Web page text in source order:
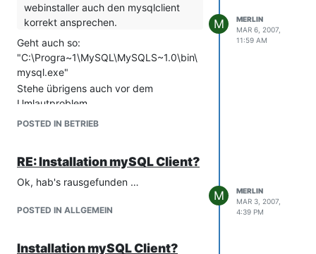
webinstaller auch den mysqlclient
korrekt ansprechen.
Geht auch so:
"C:\Progra~1\MySQL\MySQLS~1.0\bin\
mysql.exe"
Stehe übrigens auch vor dem
Umlautproblem.
POSTED IN BETRIEB
M
MERLIN
MAR 6, 2007,
11:59 AM
RE: Installation mySQL Client?
Ok, hab's rausgefunden …
POSTED IN ALLGEMEIN
M
MERLIN
MAR 3, 2007,
4:39 PM
Installation mySQL Client?